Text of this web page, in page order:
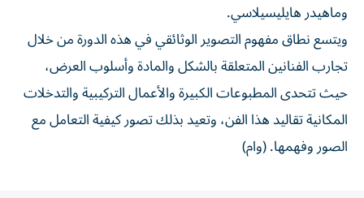
وماهيدر هايليسيلاسي.
ويتسع نطاق مفهوم التصوير الوثائقي في هذه الدورة من خلال
تجارب الفنانين المتعلقة بالشكل والمادة وأسلوب العرض،
حيث تتحدى المطبوعات الكبيرة والأعمال التركيبية والتدخلات
المكانية تقاليد هذا الفن، وتعيد بذلك تصور كيفية التعامل مع
الصور وفهمها. (وام)